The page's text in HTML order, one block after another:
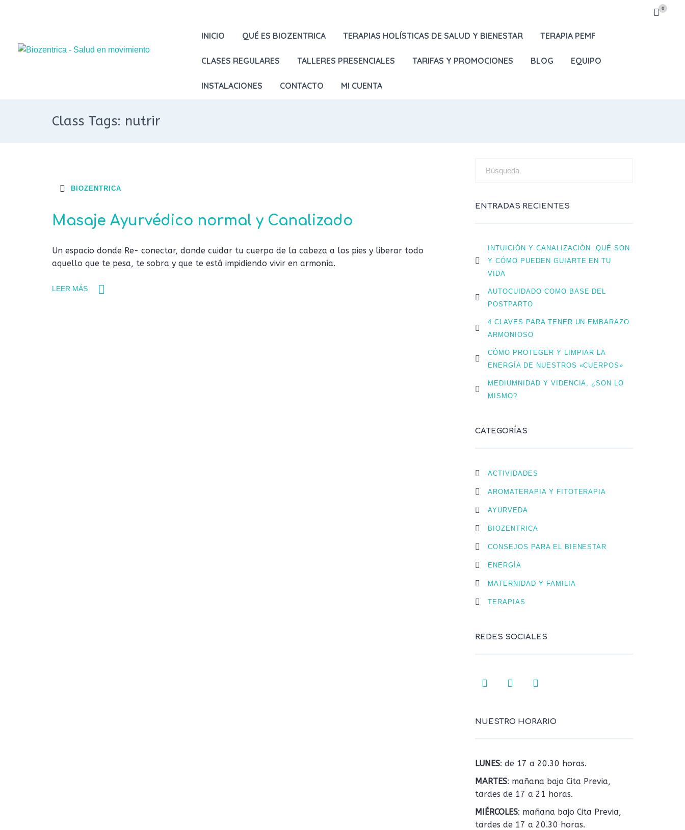
0
INICIO QUÉ ES BIOZENTRICA TERAPIAS HOLÍSTICAS DE SALUD Y BIENESTAR TERAPIA PEMF
CLASES REGULARES TALLERES PRESENCIALES TARIFAS Y PROMOCIONES BLOG EQUIPO
INSTALACIONES CONTACTO MI CUENTA
Class Tags: nutrir
BIOZENTRICA
Masaje Ayurvédico normal y Canalizado
Un espacio donde Re- conectar, donde cuidar tu cuerpo de la cabeza a los pies y liberar todo
aquello que te pesa, te sobra y que te está impidiendo vivir en armonía.
LEER MÁS
ENTRADAS RECIENTES
INTUICIÓN Y CANALIZACIÓN: QUÉ SON
Y CÓMO PUEDEN GUIARTE EN TU
VIDA
AUTOCUIDADO COMO BASE DEL
POSTPARTO
4 CLAVES PARA TENER UN EMBARAZO
ARMONIOSO
CÓMO PROTEGER Y LIMPIAR LA
ENERGÍA DE NUESTROS «CUERPOS»
MEDIUMNIDAD Y VIDENCIA, ¿SON LO
MISMO?
CATEGORÍAS
ACTIVIDADES
AROMATERAPIA Y FITOTERAPIA
AYURVEDA
BIOZENTRICA
CONSEJOS PARA EL BIENESTAR
ENERGÍA
MATERNIDAD Y FAMILIA
TERAPIAS
REDES SOCIALES
NUESTRO HORARIO
LUNES: de 17 a 20.30 horas.
MARTES: mañana bajo Cita Previa,
tardes de 17 a 21 horas.
MIÉRCOLES: mañana bajo Cita Previa,
tardes de 17 a 20.30 horas.